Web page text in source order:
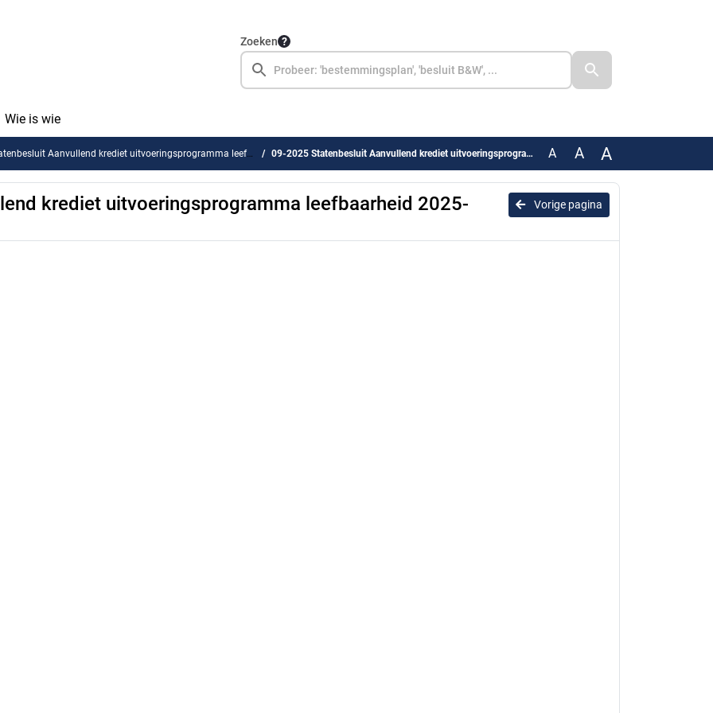
Zoeken
Wie is wie
Aanvullend krediet uitvoeringsprogramma leefbaarheid 2025-2027 09-2025 Statenbesluit Aanvullend krediet uitvoeringsprogramma leefbaarheid 2025-2027 A A A
Vorige pagina
krediet uitvoeringsprogramma leefbaarheid 2025-